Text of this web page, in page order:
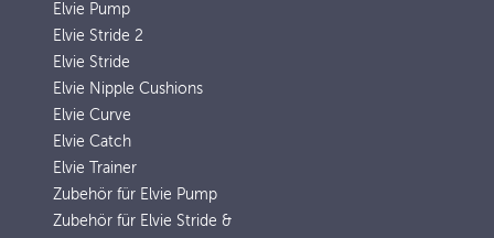
Elvie Pump
Elvie Stride 2
Elvie Stride
Elvie Nipple Cushions
Elvie Curve
Elvie Catch
Elvie Trainer
Zubehör für Elvie Pump
Zubehör für Elvie Stride &